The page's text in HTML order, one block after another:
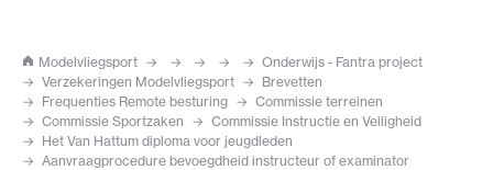
Modelvliegsport
Onderwijs - Fantra project
Verzekeringen Modelvliegsport
Brevetten
Frequenties Remote besturing
Commissie terreinen
Commissie Sportzaken
Commissie Instructie en Veiligheid
Het Van Hattum diploma voor jeugdleden
Aanvraagprocedure bevoegdheid instructeur of examinator